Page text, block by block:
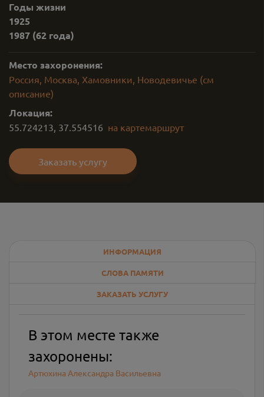
Годы жизни
1925
1987 (62 года)
Место захоронения:
Россия, Москва, Хамовники, Новодевичье (см
описание)
Локация:
55.724213, 37.554516 на картемаршрут
Заказать услугу
ИНФОРМАЦИЯ
СЛОВА ПАМЯТИ
ЗАКАЗАТЬ УСЛУГУ
В этом месте также
захоронены:
Артюхина Александра Васильевна